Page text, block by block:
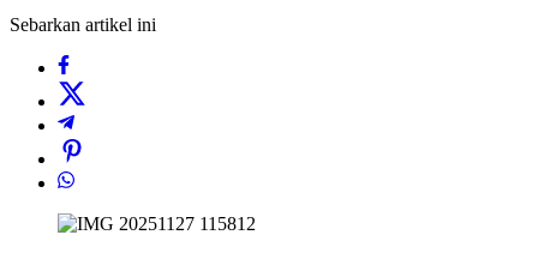
Sebarkan artikel ini